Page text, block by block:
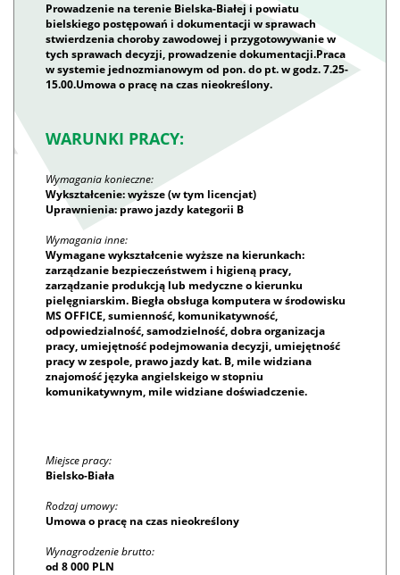
Prowadzenie na terenie Bielska-Białej i powiatu
bielskiego postępowań i dokumentacji w sprawach
stwierdzenia choroby zawodowej i przygotowywanie w
tych sprawach decyzji, prowadzenie dokumentacji.Praca
w systemie jednozmianowym od pon. do pt. w godz. 7.25-
15.00.Umowa o pracę na czas nieokreślony.
WARUNKI PRACY:
Wymagania konieczne:
Wykształcenie: wyższe (w tym licencjat)
Uprawnienia: prawo jazdy kategorii B
Wymagania inne:
Wymagane wykształcenie wyższe na kierunkach:
zarządzanie bezpieczeństwem i higieną pracy,
zarządzanie produkcją lub medyczne o kierunku
pielęgniarskim. Biegła obsługa komputera w środowisku
MS OFFICE, sumienność, komunikatywność,
odpowiedzialność, samodzielność, dobra organizacja
pracy, umiejętność podejmowania decyzji, umiejętność
pracy w zespole, prawo jazdy kat. B, mile widziana
znajomość języka angielskeigo w stopniu
komunikatywnym, mile widziane doświadczenie.
Miejsce pracy:
Bielsko-Biała
Rodzaj umowy:
Umowa o pracę na czas nieokreślony
Wynagrodzenie brutto:
od 8 000 PLN